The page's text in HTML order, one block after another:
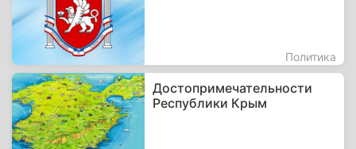
Политика
Достопримечательности
Республики Крым